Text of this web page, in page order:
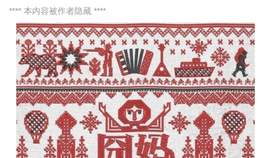
**** 本内容被作者隐藏 ****